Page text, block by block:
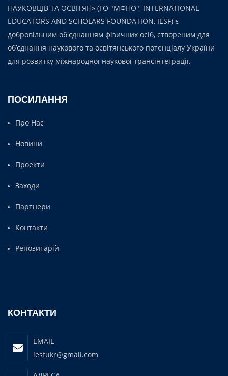
НАУКОВЦІВ ТА ОСВІТЯН» (ГО "МФНО", INTERNATIONAL
EDUCATORS AND SCHOLARS FOUNDATION, IESF) є
добровільним об'єднанням фізичних осіб, створеним для
об’єднання наукового та освітянського потенціалу України
для розвитку міжнародної наукової трансінтеграції.
ПОСИЛАННЯ
Про Нас
Новини
Проекти
Заходи
Партнери
Контакти
Репозитарій
КОНТАКТИ
EMAIL
iesfukr@gmail.com